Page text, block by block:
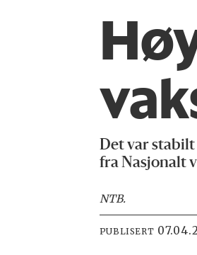
Det var
fra Nasjonalt
NTB.
PUBLISERT